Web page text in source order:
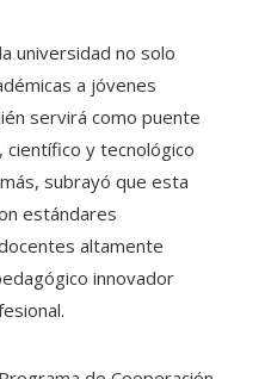
universidad no solo
a jóvenes
servirá como puente
científico y tecnológico
subrayó que esta
estándares
altamente
innovador